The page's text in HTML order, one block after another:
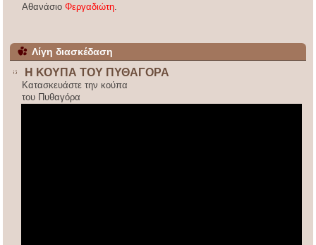
ΑθανάσιοΦεργαδιώτη
Λίγη διασκέδαση
Η ΚΟΥΠΑ ΤΟΥ ΠΥΘΑΓΟΡΑ
Κατασκευάστε την κούπα
του Πυθαγόρα